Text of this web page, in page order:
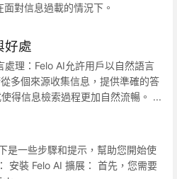
對信息過載的情況下。
好處
處理：Felo AI允許用戶以自然語言
多個來源收集信息，提供準確的答
得信息檢索過程更加自然流暢。 ...
是一些步驟和提示，幫助您開始使
安裝 Felo AI 擴展： 首先，您需要